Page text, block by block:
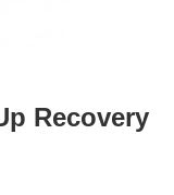
Recovery